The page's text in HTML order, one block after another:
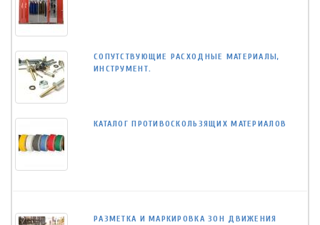
СОПУТСТВУЮЩИЕ РАСХОДНЫЕ МАТЕРИАЛЫ,
ИНСТРУМЕНТ.
КАТАЛОГ ПРОТИВОСКОЛЬЗЯЩИХ МАТЕРИАЛОВ
РАЗМЕТКА И МАРКИРОВКА ЗОН ДВИЖЕНИЯ